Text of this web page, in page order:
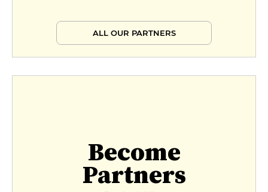
ALL OUR PARTNERS
Become
Partners